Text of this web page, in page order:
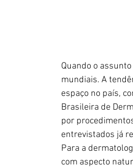
Quando o
mundiais. A
espaço no país,
Brasileira de
por
entrevistados já
Para a
com aspecto